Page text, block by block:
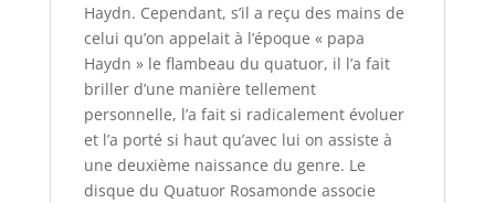
Haydn. Cependant, s’il a reçu des mains de
celui qu’on appelait à l’époque « papa
Haydn » le flambeau du quatuor, il l’a fait
briller d’une manière tellement
personnelle, l’a fait si radicalement évoluer
et l’a porté si haut qu’avec lui on assiste à
une deuxième naissance du genre. Le
disque du Quatuor Rosamonde associe